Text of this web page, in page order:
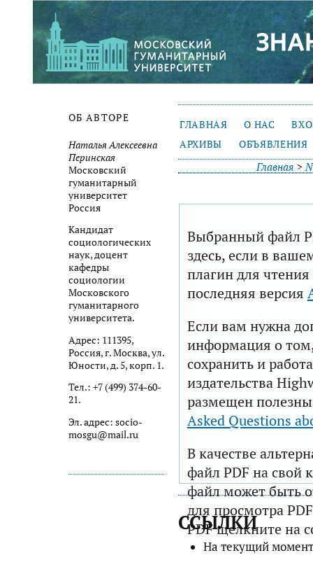
ОБ АВТОРЕ
Наталья Алексеевна
Перинская
Московский
гуманитарный
университет
Россия
Кандидат
социологических
наук, доцент
кафедры
социологии
Московского
гуманитарного
университета.
Адрес: 111395,
Россия, г. Москва, ул.
Юности, д. 5, корп. 1.
Тел.: +7 (499) 374-60-
21.
Эл. адрес: socio-
mosgu@mail.ru
ГЛАВНАЯ О НАС
АРХИВЫ
ОБЪЯВЛЕНИЯ
Главная >
Выбранный файл
здесь, если в
плагин для
последняя версия
Если вам нужна
информация о том,
сохранить и
издательства
размещен
Asked Questions
В качестве
файл PDF на свой
файл может быть
для просмотра
PDF щелкните на
ССЫЛКИ
На текущий